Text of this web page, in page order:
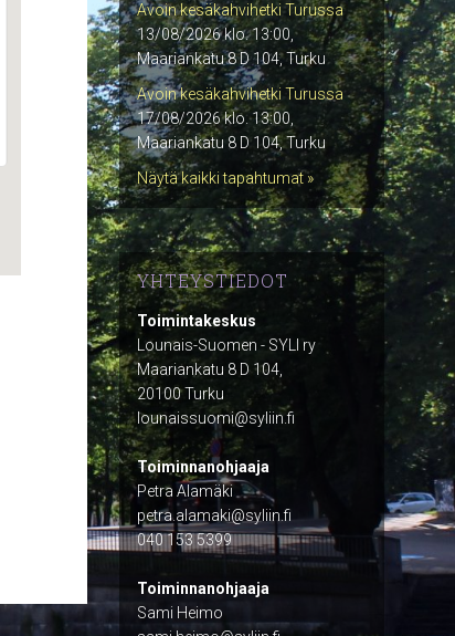
Avoin kesäkahvihetki Turussa
13/08/2026 klo. 13:00,
Maariankatu 8 D 104, Turku
Avoin kesäkahvihetki Turussa
17/08/2026 klo. 13:00,
Maariankatu 8 D 104, Turku
Näytä kaikki tapahtumat »
YHTEYSTIEDOT
Toimintakeskus
Lounais-Suomen - SYLI ry
Maariankatu 8 D 104,
20100 Turku
lounaissuomi@syliin.fi
Toiminnanohjaaja
Petra Alamäki
petra.alamaki@syliin.fi
040 153 5399
Toiminnanohjaaja
Sami Heimo